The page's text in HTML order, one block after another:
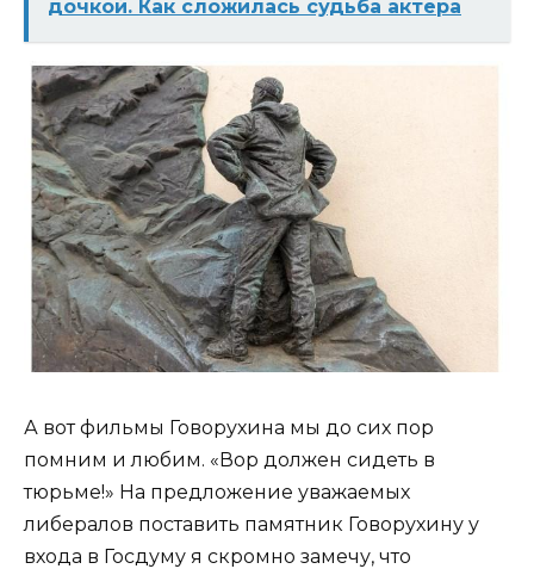
дочкой. Как сложилась судьба актера
А вот фильмы Говорухина мы до сих пор
помним и любим. «Вор должен сидеть в
тюрьме!» На предложение уважаемых
либералов поставить памятник Говорухину у
входа в Госдуму я скромно замечу, что